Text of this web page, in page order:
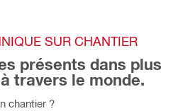
SUR CHANTIER
présents dans plus
travers le monde.
chantier ?